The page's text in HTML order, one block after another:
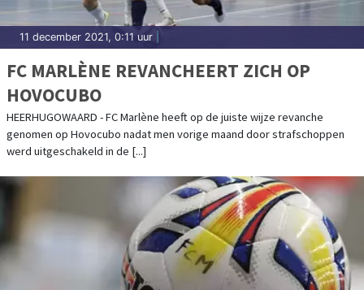
11 december 2021, 0:11 uur
FC MARLÈNE REVANCHEERT ZICH OP
HOVOCUBO
HEERHUGOWAARD - FC Marlène heeft op de juiste wijze revanche
genomen op Hovocubo nadat men vorige maand door strafschoppen
werd uitgeschakeld in de [...]